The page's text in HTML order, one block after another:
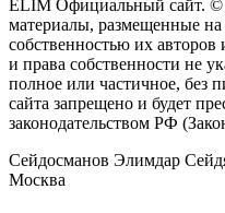
ELIM Официальный сайт. ©
материалы, размещенные на
собственностью их авторов
и права собственности не
полное или частичное, без
сайта запрещено и будет
законодательством РФ
Сейдосманов Элимдар
Москва